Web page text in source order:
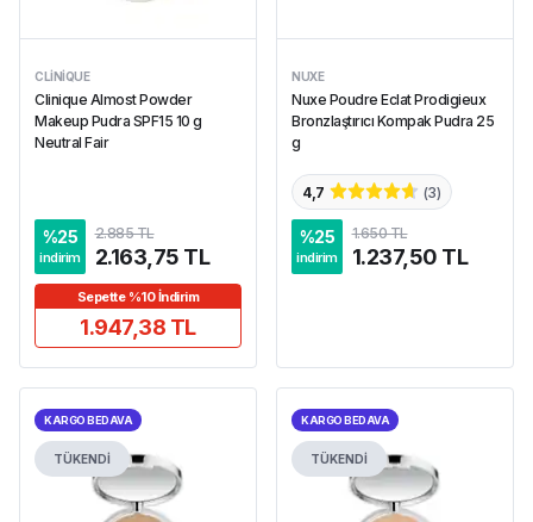
CLINIQUE
Clinique Almost Powder
Makeup Pudra SPF15 10 g
Neutral Fair
%25
indirim
2.885 TL
2.163,75 TL
Sepette %10 İndirim
1.947,38 TL
NUXE
Nuxe Poudre Eclat Prodigieux
Bronzlaştırıcı Kompak Pudra 25
g
4,7 (3)
%25
indirim
1.650 TL
1.237,50 TL
KARGO BEDAVA
TÜKENDİ
KARGO BEDAVA
TÜKENDİ